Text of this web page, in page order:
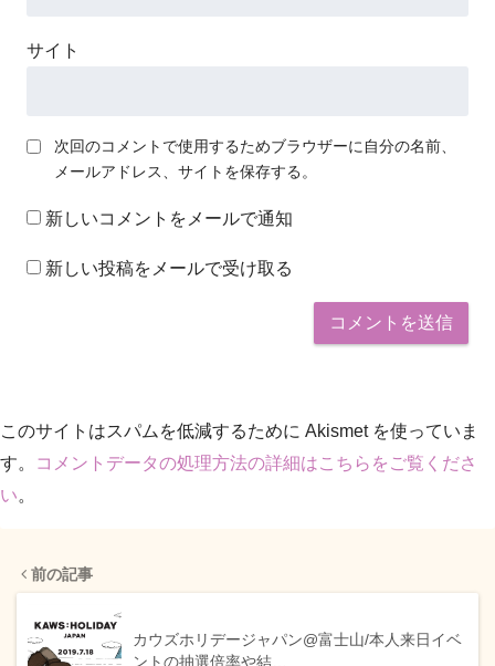
サイト
次回のコメントで使用するためブラウザーに自分の名前、
メールアドレス、サイトを保存する。
新しいコメントをメールで通知
新しい投稿をメールで受け取る
このサイトはスパムを低減するために Akismet を使っていま
す。
コメントデータの処理方法の詳細はこちらをご覧くださ
い。
前の記事
カウズホリデージャパン@富士山/本人来日イベ
ントの抽選倍率や結…